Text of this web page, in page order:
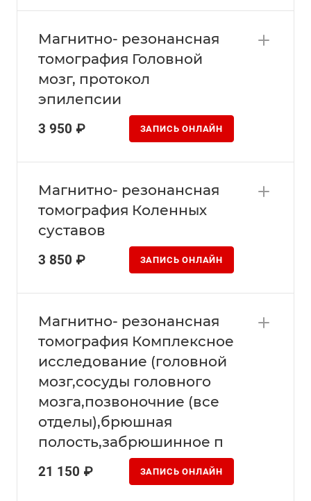
Магнитно- резонансная
томография Головной
мозг, протокол
эпилепсии
3 950 ₽ ЗАПИСЬ ОНЛАЙН
Магнитно- резонансная
томография Коленных
суставов
3 850 ₽ ЗАПИСЬ ОНЛАЙН
Магнитно- резонансная
томография Комплексное
исследование (головной
мозг,сосуды головного
мозга,позвоночние (все
отделы),брюшная
полость,забрюшинное п
21 150 ₽ ЗАПИСЬ ОНЛАЙН